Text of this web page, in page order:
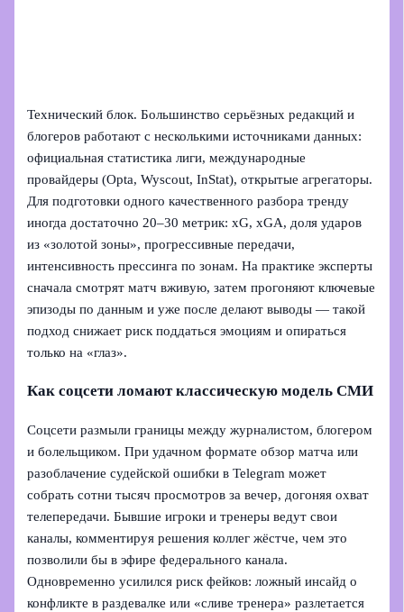
Технический блок. Большинство серьёзных редакций и
блогеров работают с несколькими источниками данных:
официальная статистика лиги, международные
провайдеры (Opta, Wyscout, InStat), открытые агрегаторы.
Для подготовки одного качественного разбора тренду
иногда достаточно 20–30 метрик: xG, xGA, доля ударов
из «золотой зоны», прогрессивные передачи,
интенсивность прессинга по зонам. На практике эксперты
сначала смотрят матч вживую, затем прогоняют ключевые
эпизоды по данным и уже после делают выводы — такой
подход снижает риск поддаться эмоциям и опираться
только на «глаз».
Как соцсети ломают классическую модель СМИ
Соцсети размыли границы между журналистом, блогером
и болельщиком. При удачном формате обзор матча или
разоблачение судейской ошибки в Telegram может
собрать сотни тысяч просмотров за вечер, догоняя охват
телепередачи. Бывшие игроки и тренеры ведут свои
каналы, комментируя решения коллег жёстче, чем это
позволили бы в эфире федерального канала.
Одновременно усилился риск фейков: ложный инсайд о
конфликте в раздевалке или «сливе тренера» разлетается